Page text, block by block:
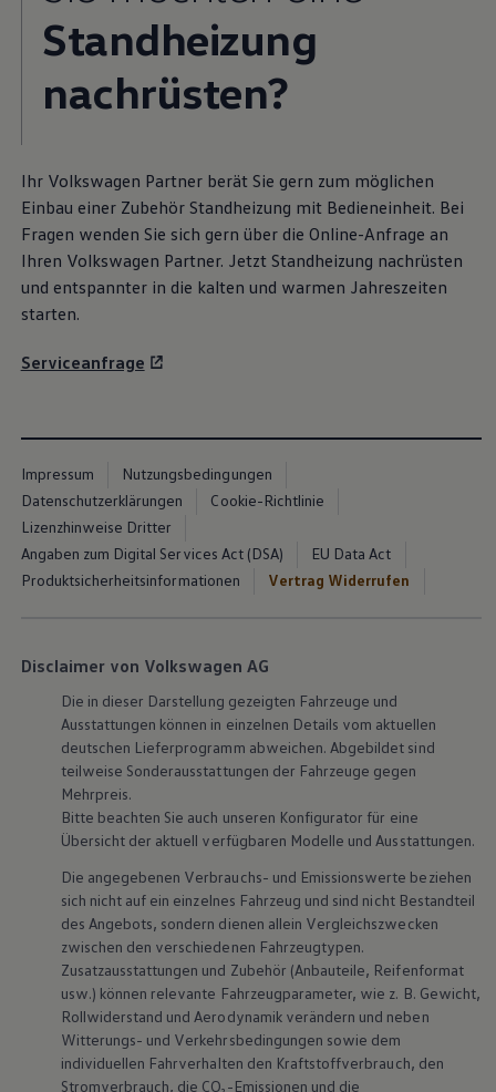
Klimaanlageund Filter
Serviceanfrage
Standheizung
nachrüsten?
Ihr Volkswagen Partner berät Sie gern zum möglichen
Einbau einer ZubehörStandheizung mit Bedieneinheit. Bei
Fragen wenden Sie sich gern über die Online-Anfrage an
Ihren Volkswagen Partner. Jetzt Standheizung nachrüsten
und entspannter in die kalten und warmen Jahreszeiten
starten.
Serviceanfrage
Impressum
Nutzungsbedingungen
Datenschutzerklärungen
Cookie-Richtlinie
Lizenzhinweise Dritter
Angaben zum Digital Services Act (DSA)
EU Data Act
Produktsicherheitsinformationen
Vertrag Widerrufen
Disclaimer von Volkswagen AG
Die in dieser Darstellung gezeigten Fahrzeuge und
Ausstattungen können in einzelnen Details vom aktuellen
deutschen Lieferprogramm abweichen. Abgebildet sind
teilweise Sonderausstattungen der Fahrzeuge gegen
Mehrpreis.
Bitte beachten Sie auch unseren Konfigurator für eine
Übersicht der aktuell verfügbaren Modelle und Ausstattungen.
Die angegebenen Verbrauchs- und Emissionswerte beziehen
sich nicht auf ein einzelnes Fahrzeug und sind nicht Bestandteil
des Angebots, sondern dienen allein Vergleichszwecken
zwischen den verschiedenen Fahrzeugtypen.
Zusatzausstattungen und Zubehör (Anbauteile, Reifenformat
usw.) können relevante Fahrzeugparameter, wie z. B. Gewicht,
Rollwiderstand und Aerodynamik verändern und neben
Witterungs- und Verkehrsbedingungen sowie dem
individuellen Fahrverhalten den Kraftstoffverbrauch, den
Stromverbrauch, die CO₂-Emissionen und die